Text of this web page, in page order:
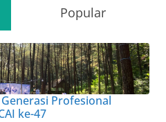
Popular
Profesional
ke-47